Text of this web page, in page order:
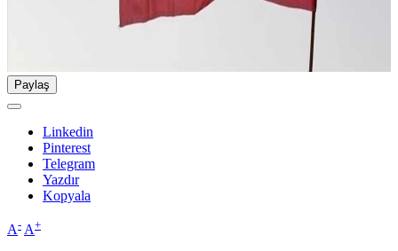
Paylaş
Linkedin
Pinterest
Telegram
Yazdır
Kopyala
A- A+